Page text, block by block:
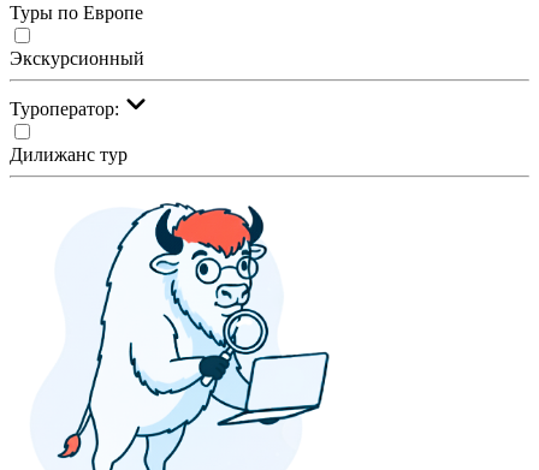
Туры по Европе
Экскурсионный
Туроператор:
Дилижанс тур